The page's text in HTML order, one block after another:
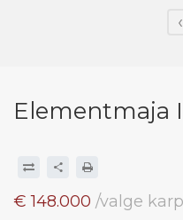
‹
Elementmaja
€ 148.000 /valge